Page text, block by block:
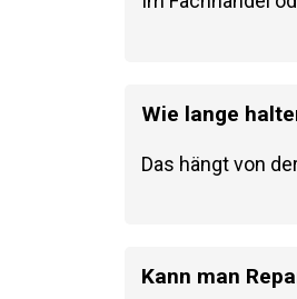
Wie lange
Das hängt von
Kann man